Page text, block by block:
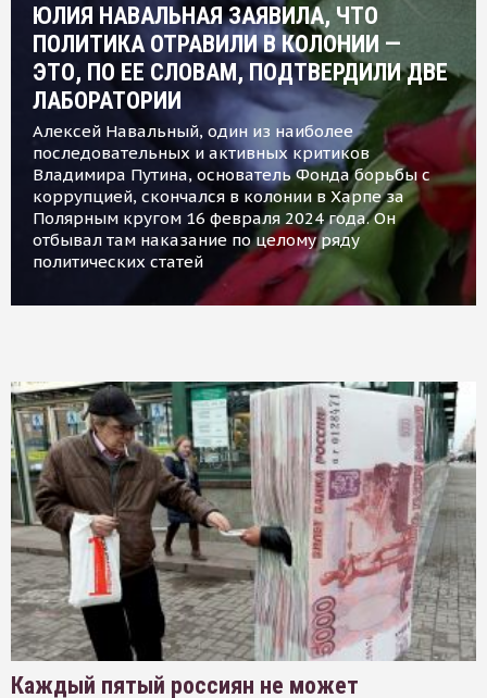
ЮЛИЯ НАВАЛЬНАЯ ЗАЯВИЛА, ЧТО
ПОЛИТИКА ОТРАВИЛИ В КОЛОНИИ —
ЭТО, ПО ЕЕ СЛОВАМ, ПОДТВЕРДИЛИ ДВЕ
ЛАБОРАТОРИИ
Алексей Навальный, один из наиболее
последовательных и активных критиков
Владимира Путина, основатель Фонда борьбы с
коррупцией, скончался в колонии в Харпе за
Полярным кругом 16 февраля 2024 года. Он
отбывал там наказание по целому ряду
политических статей
Каждый пятый россиян не может